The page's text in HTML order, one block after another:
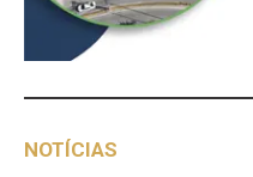
NOTÍCIAS